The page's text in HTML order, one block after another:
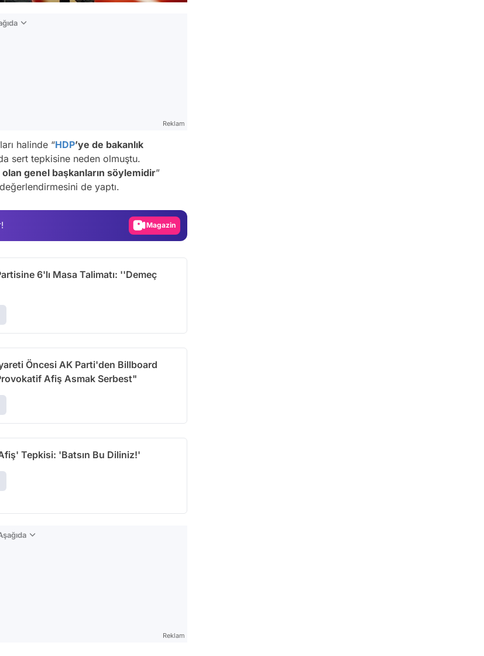
Reklam
halinde “HDP’ye de bakanlık
sert tepkisine neden olmuştu.
olan genel başkanların söylemidir”
de yaptı.
Magazin
6'lı Masa Talimatı: ''Demeç
Öncesi AK Parti'den Billboard
Afiş Asmak Serbest"
Tepkisi: 'Batsın Bu Diliniz!'
Reklam